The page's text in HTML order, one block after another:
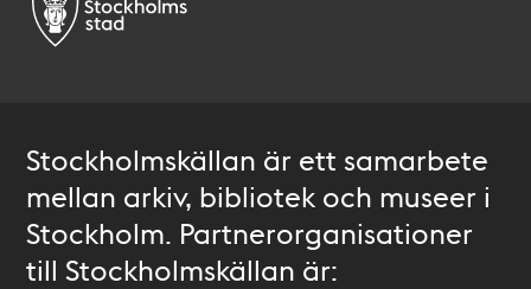
Stockholmskällan är ett samarbete
mellan arkiv, bibliotek och museer i
Stockholm. Partnerorganisationer
till Stockholmskällan är: